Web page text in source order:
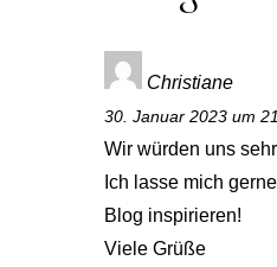
Christiane
30. Januar 2023 um
Wir würden uns
Ich lasse mich
Blog inspirieren!
Viele Grüße